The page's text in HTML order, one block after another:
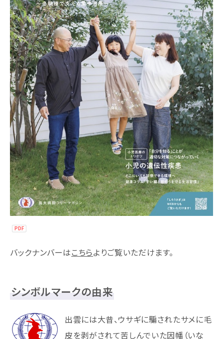
バックナンバーはこちらよりご覧いただけます。
シンボルマークの由来
出雲には大昔、ウサギに騙されたサメに毛
皮を剥がされて苦しんでいた因幡（いな